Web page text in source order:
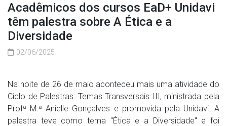
Acadêmicos dos cursos EaD+ Unidavi
têm palestra sobre A Ética e a
Diversidade
02/06/2025
Na noite de 26 de maio aconteceu mais uma atividade do
Ciclo de Palestras: Temas Transversais III, ministrada pela
Profª M.ª Anielle Gonçalves e promovida pela Unidavi. A
palestra teve como tema ''Ética e a Diversidade'' e foi